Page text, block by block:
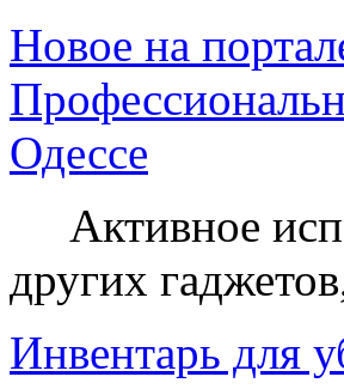
Новое на
Одессе
Активное
других
Инвентарь для